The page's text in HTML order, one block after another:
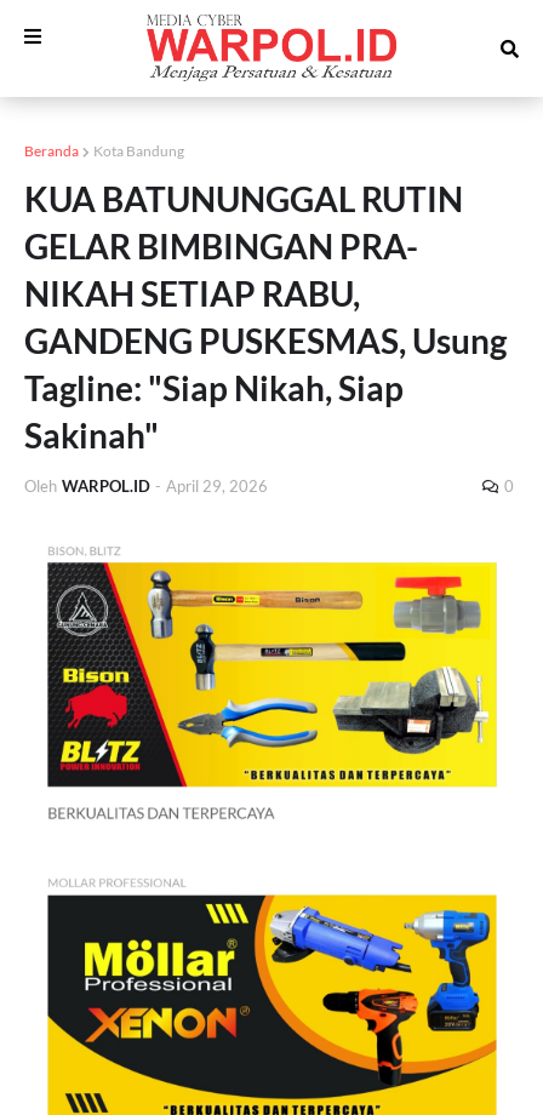
Beranda Kota Bandung
KUA BATUNUNGGAL RUTIN
GELAR BIMBINGAN PRA-
NIKAH SETIAP RABU,
GANDENG PUSKESMAS, Usung
Tagline: "Siap Nikah, Siap
Sakinah"
Oleh WARPOL.ID - April 29, 2026 0